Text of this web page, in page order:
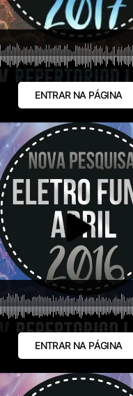
ENTRAR NA PÁGINA
ENTRAR NA PÁGINA